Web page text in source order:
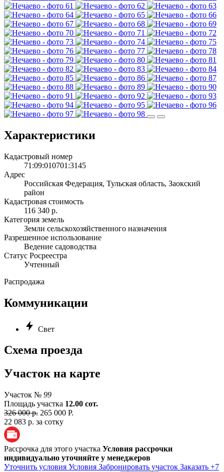
Характеристики
Кадастровый номер
71:09:010701:3145
Адрес
Российская Федерация, Тульская область, Заокский
район
Кадастровая стоимость
116 340 р.
Категория земель
Земли сельскохозяйственного назначения
Разрешенное использование
Ведение садоводства
Статус Росреестра
Учтенный
Распродажа
Коммуникации
Свет
Схема проезда
Участок на карте
Участок № 99
Площадь участка 12.00 сот.
326 000 р. 265 000 Р.
22 083 р. за сотку
Рассрочка для этого участка Условия рассрочки
индивидуально уточняйте у менеджеров
Уточнить условия Условия Забронировать участок Заказать +7